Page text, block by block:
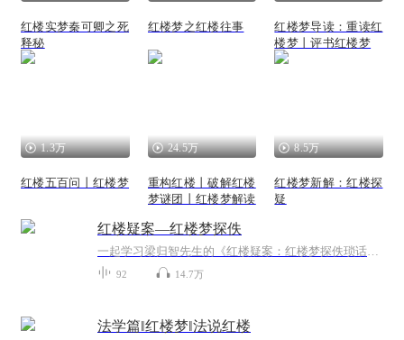
红楼实梦秦可卿之死
释秘
红楼梦之红楼往事
红楼梦导读：重读红
楼梦丨评书红楼梦
1.3万
红楼五百问丨红楼梦
24.5万
重构红楼丨破解红楼
梦谜团丨红楼梦解读
8.5万
红楼梦新解：红楼探
疑
红楼疑案—红楼梦探佚
一起学习梁归智先生的《红楼疑案：红楼梦探佚琐话》。现在通行的的一百二十回本《红楼梦》，前八十回的作者是曹雪芹，后四十回是高鹗的续作。那么，曹雪芹本来设想的八十回后的《红楼梦》是什么样子，《红楼梦》人物的结局究竟如何？这是红学最为重要为关...
92 14.7万
法学篇‖红楼梦‖法说红楼